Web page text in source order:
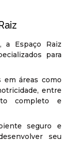
a Espaço Raiz
para
em áreas como
entre
completo e
seguro e
seu